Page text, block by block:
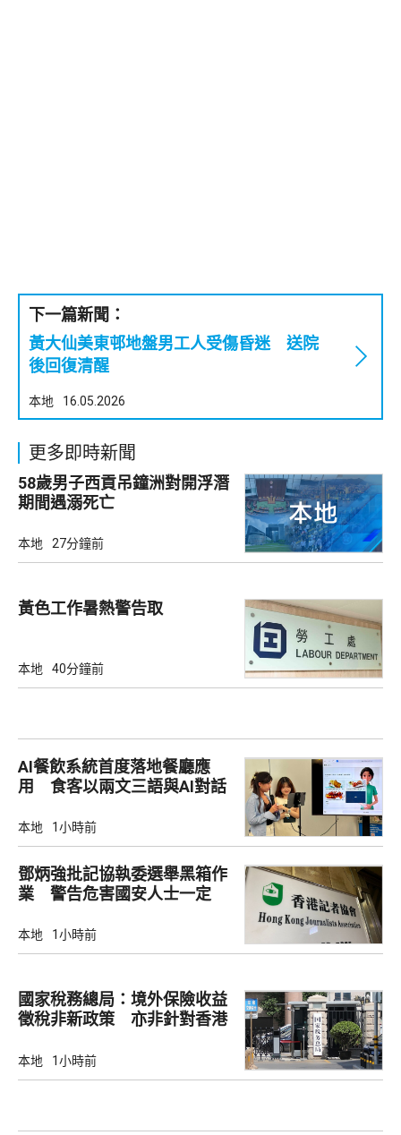
下一篇新聞：
黃大仙美東邨地盤男工人受傷昏迷 送院
後回復清醒
本地 16.05.2026
更多即時新聞
58歲男子西貢吊鐘洲對開浮潛
期間遇溺死亡
本地 27分鐘前
黃色工作暑熱警告取
本地 40分鐘前
AI餐飲系統首度落地餐廳應
用 食客以兩文三語與AI對話
本地 1小時前
鄧炳強批記協執委選舉黑箱作
業 警告危害國安人士一定
本地 1小時前
國家稅務總局：境外保險收益
徵稅非新政策 亦非針對香港
本地 1小時前